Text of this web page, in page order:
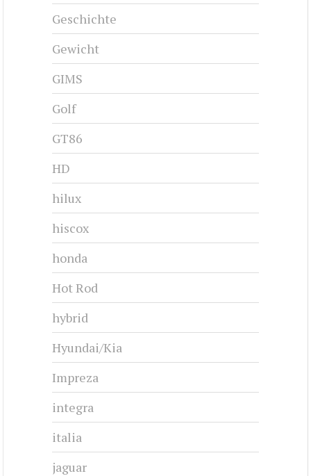
Geschichte
Gewicht
GIMS
Golf
GT86
HD
hilux
hiscox
honda
Hot Rod
hybrid
Hyundai/Kia
Impreza
integra
italia
jaguar